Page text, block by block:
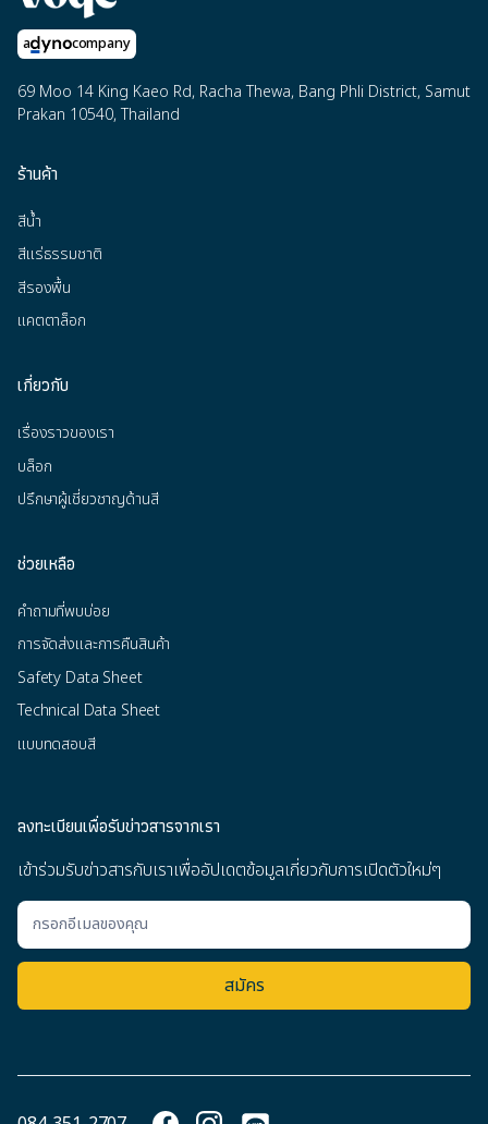
a company
69 Moo 14 King Kaeo Rd, Racha Thewa, Bang Phli District, Samut
Prakan 10540, Thailand
ร้านค้า
สีน้ำ
สีแร่ธรรมชาติ
สีรองพื้น
แคตตาล็อก
เกี่ยวกับ
เรื่องราวของเรา
บล็อก
ปรึกษาผู้เชี่ยวชาญด้านสี
ช่วยเหลือ
คำถามที่พบบ่อย
การจัดส่งและการคืนสินค้า
Safety Data Sheet
Technical Data Sheet
แบบทดสอบสี
ลงทะเบียนเพื่อรับข่าวสารจากเรา
เข้าร่วมรับข่าวสารกับเราเพื่ออัปเดตข้อมูลเกี่ยวกับการเปิดตัวใหม่ๆ